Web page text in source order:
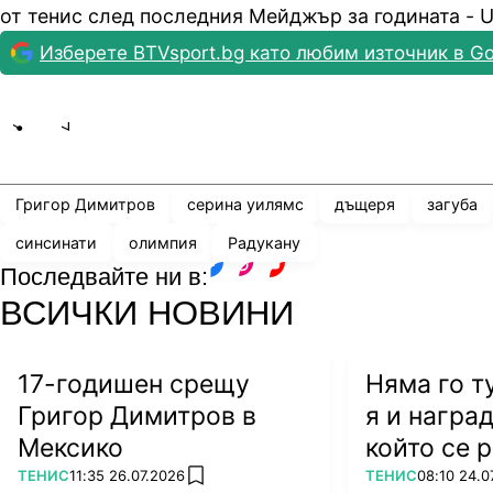
от тенис след последния Мейджър за годината -
Изберете BTVsport.bg като любим източник в
Григор Димитров серина уилямс дъщеря загуба
синсинати олимпия Радукану
Последвайте ни в:
ВСИЧКИ НОВИНИ
17-годишен срещу
Григор Димитров в
Мексико
ПОВЕЧЕ ОТ
ТЕНИС11:35 26.07.2026 add favorites
Няма го
я и
който се
ПОВЕЧЕ ОТ
ТЕНИС08:10